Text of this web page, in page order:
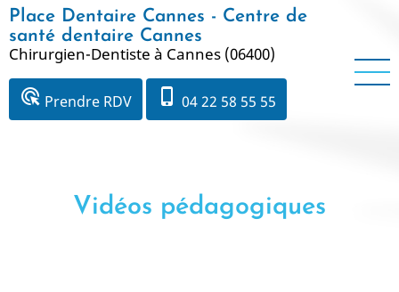
Aller
au
contenu
principal
Place Dentaire Cannes - Centre de
santé dentaire Cannes
Chirurgien-Dentiste à Cannes (06400)
ads_click Prendre RDV phone_iphone 04 22 58 55 55
Vidéos pédagogiques